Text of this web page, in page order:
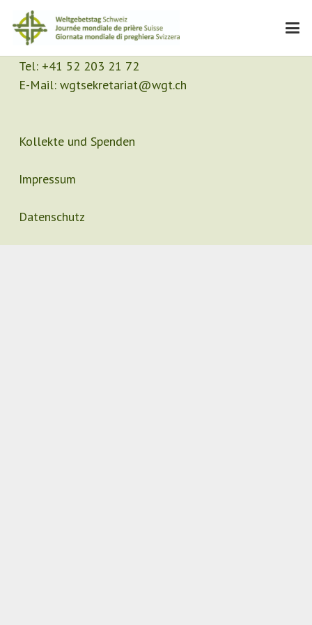
Kontakt
Sekretariat
Tel: +41 52 203 21 72
E-Mail: wgtsekretariat@wgt.ch
Kollekte und Spenden
Impressum
Datenschutz